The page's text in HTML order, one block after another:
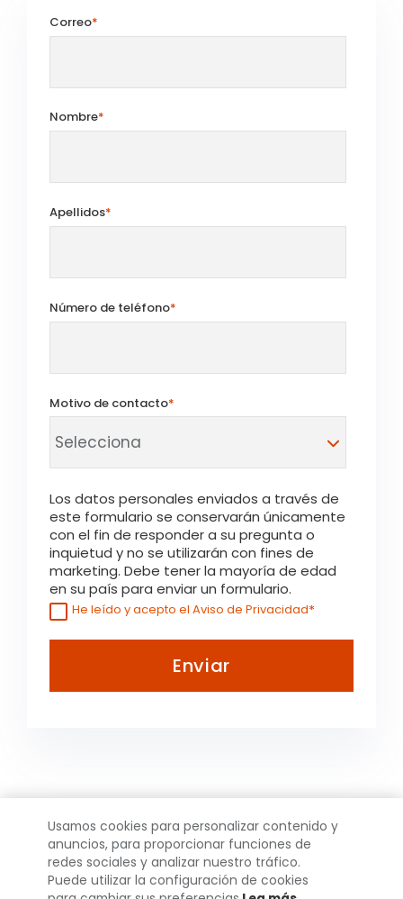
Correo*
Nombre*
Apellidos*
Número de teléfono*
Motivo de contacto*
Los datos personales enviados a través de
este formulario se conservarán únicamente
con el fin de responder a su pregunta o
inquietud y no se utilizarán con fines de
marketing. Debe tener la mayoría de edad
en su país para enviar un formulario.
He leído y acepto el Aviso de Privacidad*
UN MUNDO
Usamos cookies para personalizar contenido y
anuncios, para proporcionar funciones de
redes sociales y analizar nuestro tráfico.
Puede utilizar la configuración de cookies